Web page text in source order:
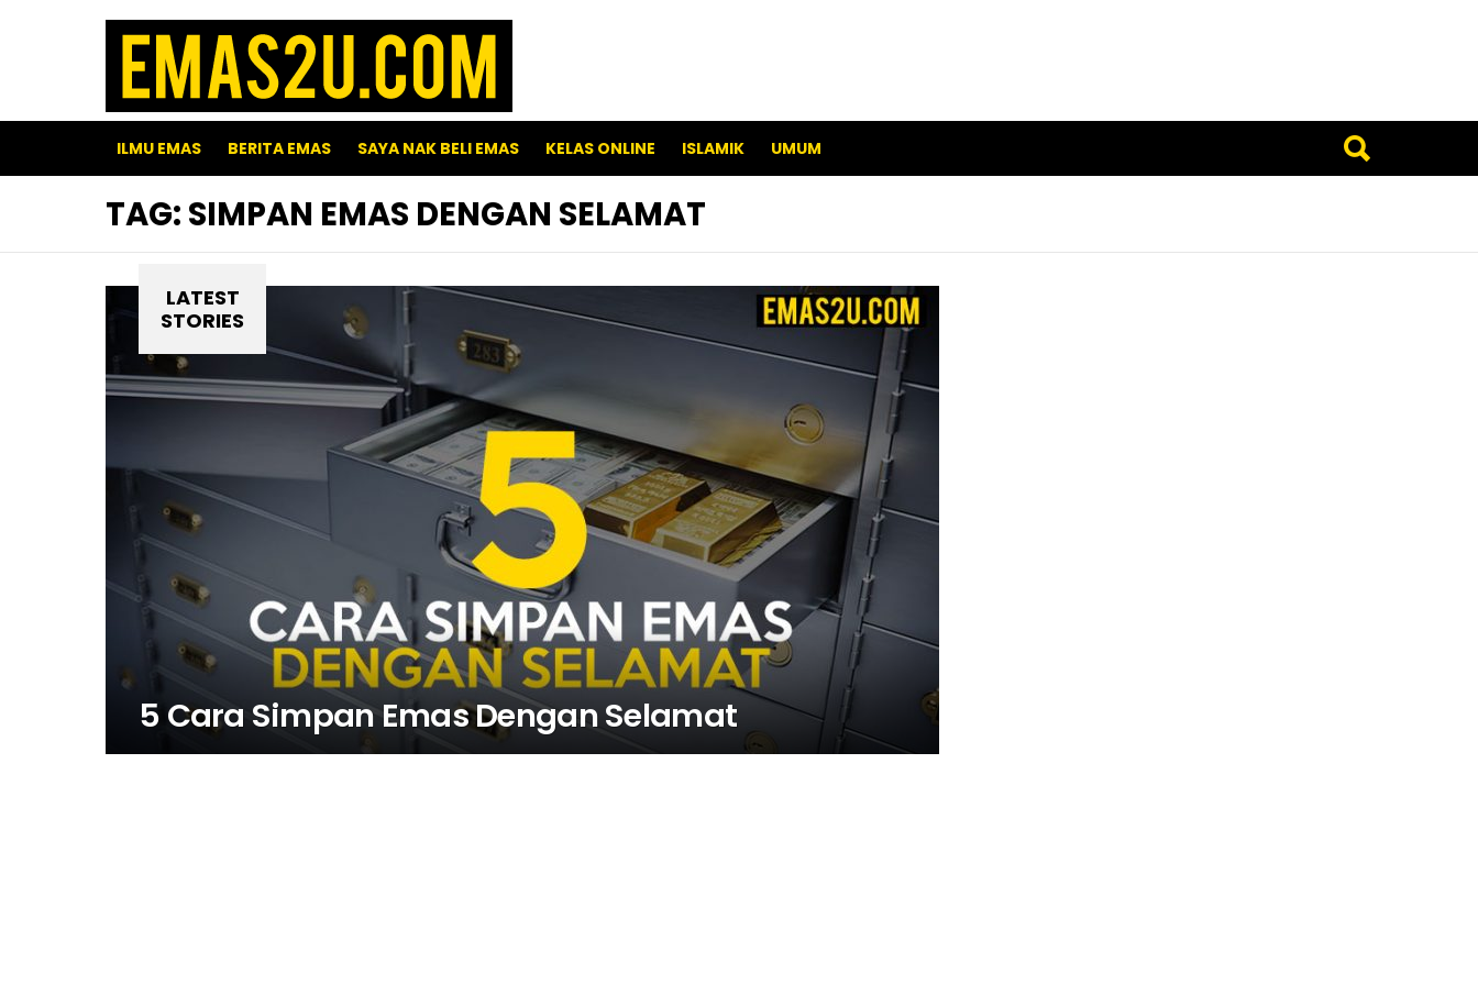
ILMU EMAS BERITA EMAS SAYA NAK BELI EMAS KELAS ONLINE ISLAMIK UMUM
TAG: SIMPAN EMAS DENGAN SELAMAT
LATEST
STORIES
5 Cara Simpan Emas Dengan Selamat